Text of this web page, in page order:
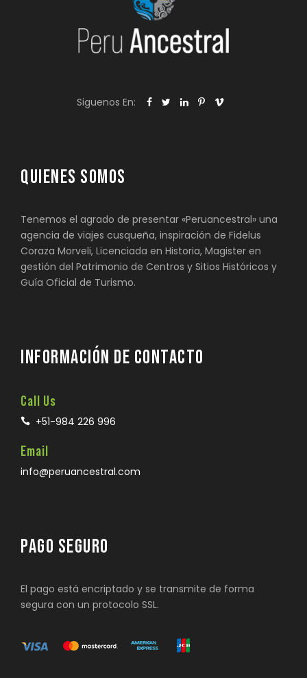
Siguenos En:
QUIENES SOMOS
Tenemos el agrado de presentar «Peruancestral» una
agencia de viajes cusqueña, inspiración de Fidelus
Coraza Morveli, Licenciada en Historia, Magister en
gestión del Patrimonio de Centros y Sitios Históricos y
Guía Oficial de Turismo.
INFORMACIÓN DE CONTACTO
Call Us
+51-984 226 996
Email
info@peruancestral.com
PAGO SEGURO
El pago está encriptado y se transmite de forma
segura con un protocolo SSL.